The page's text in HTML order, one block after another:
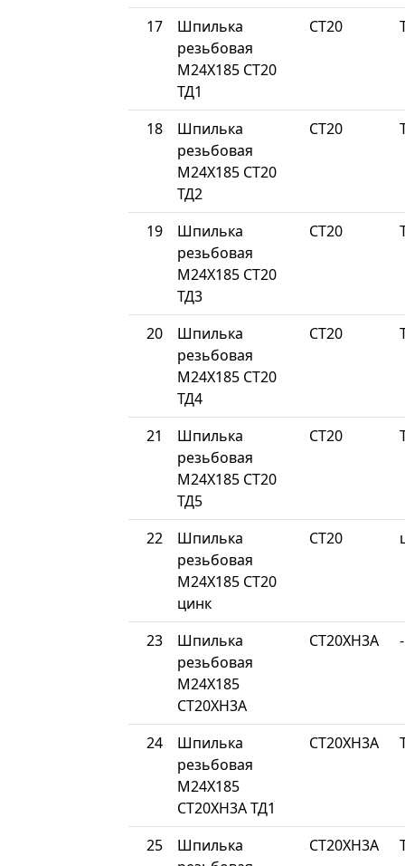
17
Шпилька
резьбовая
М24Х185 СТ20
ТД1
СТ20
18
Шпилька
резьбовая
М24Х185 СТ20
ТД2
СТ20
19
Шпилька
резьбовая
М24Х185 СТ20
ТД3
СТ20
20
Шпилька
резьбовая
М24Х185 СТ20
ТД4
СТ20
21
Шпилька
резьбовая
М24Х185 СТ20
ТД5
СТ20
22
Шпилька
резьбовая
М24Х185 СТ20
цинк
СТ20
23
Шпилька
резьбовая
М24Х185
СТ20ХН3А
СТ20ХН3А -
24
Шпилька
резьбовая
М24Х185
СТ20ХН3А ТД1
СТ20ХН3А
25
Шпилька
СТ20ХН3А